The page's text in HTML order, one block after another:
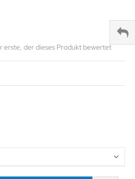
erste, der dieses Produkt bewertet